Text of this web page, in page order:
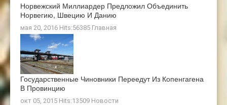
Норвежский Миллиардер Предложил Объединить
Норвегию, Швецию И Данию
мая 20, 2016 Hits:56385 Главная
Государственные Чиновники Переедут Из Копенгагена
В Провинцию
окт 05, 2015 Hits:13509 Новости